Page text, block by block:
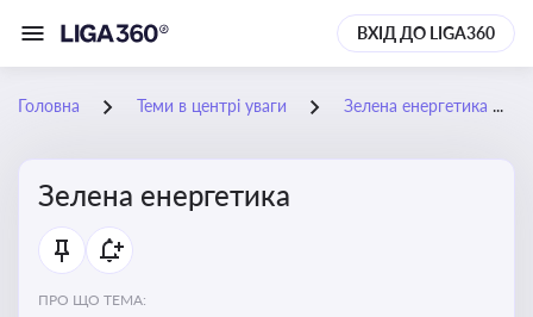
ВХІД ДО LIGA360
Головна Теми в центрі уваги Зелена енергетика
Зелена енергетика
ПРО ЩО ТЕМА: